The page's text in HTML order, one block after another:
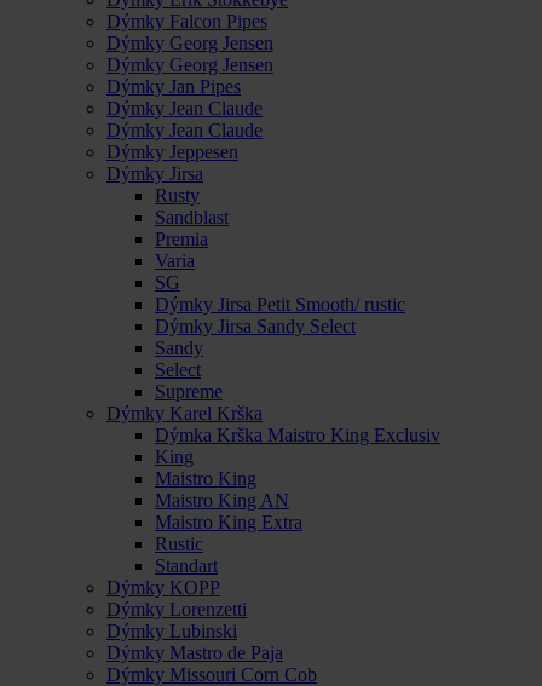
Dýmky Falcon Pipes
Dýmky Georg Jensen
Dýmky Georg Jensen
Dýmky Jan Pipes
Dýmky Jean Claude
Dýmky Jean Claude
Dýmky Jeppesen
Dýmky Jirsa
Rusty
Sandblast
Premia
Varia
SG
Dýmky Jirsa Petit Smooth/ rustic
Dýmky Jirsa Sandy Select
Sandy
Select
Supreme
Dýmky Karel Krška
Dýmka Krška Maistro King Exclusiv
King
Maistro King
Maistro King AN
Maistro King Extra
Rustic
Standart
Dýmky KOPP
Dýmky Lorenzetti
Dýmky Lubinski
Dýmky Mastro de Paja
Dýmky Missouri Corn Cob